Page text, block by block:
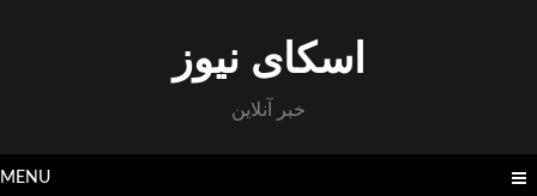
اسکای نیوز
خبر آنلاین
MENU